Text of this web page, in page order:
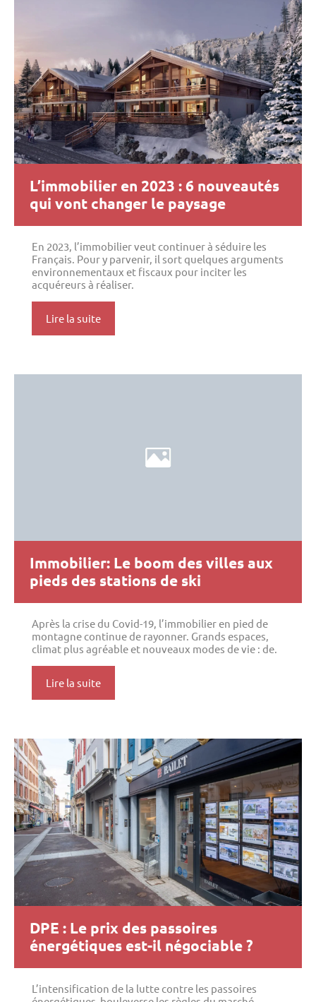
L’immobilier en 2023 : 6 nouveautés
qui vont changer le paysage
En 2023, l’immobilier veut continuer à séduire les
Français. Pour y parvenir, il sort quelques arguments
environnementaux et fiscaux pour inciter les
acquéreurs à réaliser.
Lire la suite
Immobilier: Le boom des villes aux
pieds des stations de ski
Après la crise du Covid-19, l’immobilier en pied de
montagne continue de rayonner. Grands espaces,
climat plus agréable et nouveaux modes de vie : de.
Lire la suite
DPE : Le prix des passoires
énergétiques est-il négociable ?
L’intensification de la lutte contre les passoires